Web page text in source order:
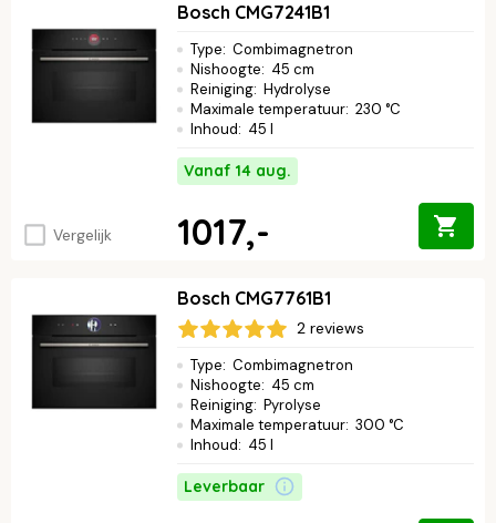
Vergelijk
Bosch CMG7241B1
Type: Combimagnetron
Nishoogte: 45 cm
Reiniging: Hydrolyse
Maximale temperatuur: 230 °C
Inhoud: 45 l
Vanaf 14 aug.
1017,-
Bosch CMG7761B1
2 reviews
Type: Combimagnetron
Nishoogte: 45 cm
Reiniging: Pyrolyse
Maximale temperatuur: 300 °C
Inhoud: 45 l
Leverbaar